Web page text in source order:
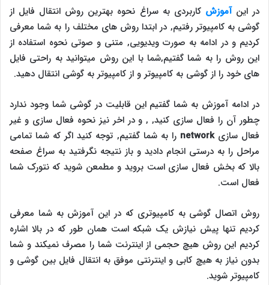
در اینآموزش کاربردی به سراغ نحوه بهترین روش انتقال فایل از
گوشی به کامپیوتر رفتیم, در ابتدا روش های مختلف را به شما معرفی
کردیم و در ادامه به صورت ویدیویی, متنی و صوتی نحوه استفاده از
این روش را به شما گفتیم,شما با این روش میتوانید به راحتی فایل
های خود را از گوشی به کامپیوتر و از کامپیوتر به گوشی انتقال دهید.
در ادامه آموزش به شما گفتیم این قابلیت در گوشی شما وجود ندارد
چطور آن را فعال سازی کنید, , و در اخر نیز نحوه فعال سازی و غیر
فعال سازیnetwork را به شما گفتیم, توجه کنید اگر که شما تمامی
مراحل را به درستی انجام دادید و باز نتیجه نگرفتید به سراغ صفحه
بالا که بخش فعال سازی است بروید و مطمعن شوید که نتورک شما
فعال است.
روش اتصال گوشی به کامپیوتری که در این آموزش به شما معرفی
کردیم تنها پیش نیازش یک شبکه است همان طور که در بالا اشاره
کردیم این روش هیچ حجمی از اینترنت شما را مصرف نمیکند و شما
بدون نیاز به هیچ کابی و اینترنتی موفق به انتقال فایل بین گوشی و
کامپیوتر شوید.